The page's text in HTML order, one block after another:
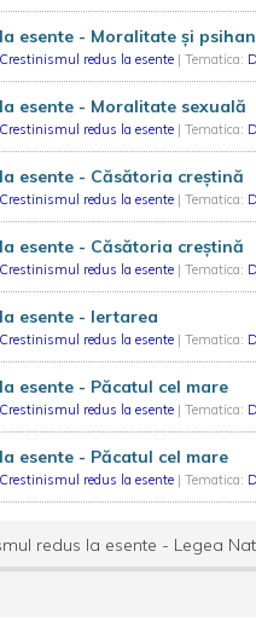
esente - Moralitate și
Crestinismul redus la esente | Tematica:
esente - Moralitate sexuală
Crestinismul redus la esente | Tematica:
esente - Căsătoria creștină
Crestinismul redus la esente | Tematica:
esente - Căsătoria creștină
Crestinismul redus la esente | Tematica:
esente - Iertarea
Crestinismul redus la esente | Tematica:
esente - Păcatul cel mare
Crestinismul redus la esente | Tematica:
esente - Păcatul cel mare
Crestinismul redus la esente | Tematica:
redus la esente - Legea